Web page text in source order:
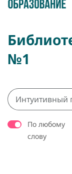
№1
По любому
слову